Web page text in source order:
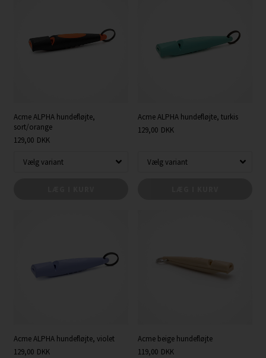
Acme ALPHA hundefløjte,
sort/orange
129,00 DKK
Acme ALPHA hundefløjte, turkis
129,00 DKK
Acme ALPHA hundefløjte, violet
129,00 DKK
Acme beige hundefløjte
119,00 DKK